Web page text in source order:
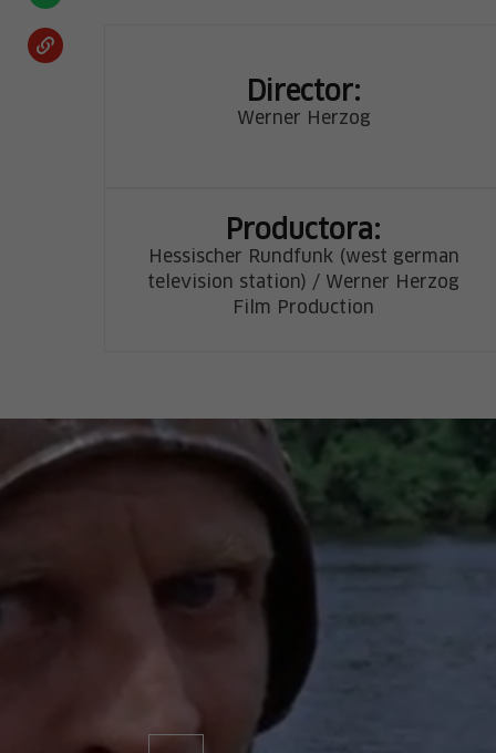
Director:
Werner Herzog
Productora:
Hessischer Rundfunk (west german
television station) / Werner Herzog
Film Production